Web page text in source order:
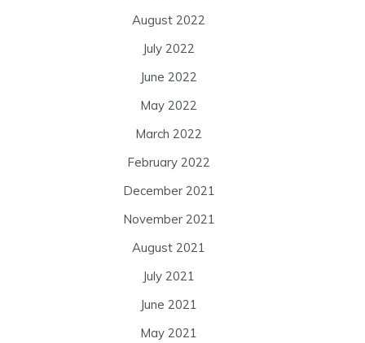
August 2022
July 2022
June 2022
May 2022
March 2022
February 2022
December 2021
November 2021
August 2021
July 2021
June 2021
May 2021